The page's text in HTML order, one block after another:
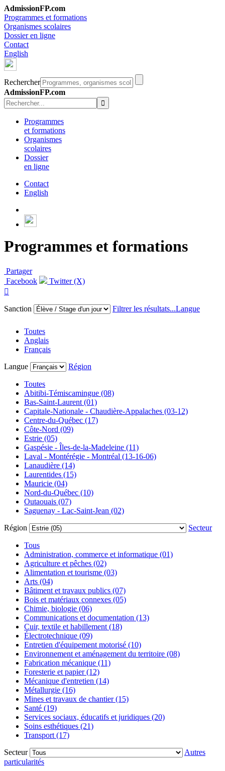
AdmissionFP.com
Programmes et formations
Organismes scolaires
Dossier en ligne
Contact
English
Rechercher
AdmissionFP.com
Programmes
et formations
Organismes
scolaires
Dossier
en ligne
Contact
English
Programmes et formations
Partager
Facebook
Twitter (X)

Sanction
Filtrer les résultats...Langue
Toutes
Anglais
Français
Langue
Région
Toutes
Abitibi-Témiscamingue (08)
Bas-Saint-Laurent (01)
Capitale-Nationale - Chaudière-Appalaches (03-12)
Centre-du-Québec (17)
Côte-Nord (09)
Estrie (05)
Gaspésie - Îles-de-la-Madeleine (11)
Laval - Montérégie - Montréal (13-16-06)
Lanaudière (14)
Laurentides (15)
Mauricie (04)
Nord-du-Québec (10)
Outaouais (07)
Saguenay - Lac-Saint-Jean (02)
Région
Secteur
Tous
Administration, commerce et informatique (01)
Agriculture et pêches (02)
Alimentation et tourisme (03)
Arts (04)
Bâtiment et travaux publics (07)
Bois et matériaux connexes (05)
Chimie, biologie (06)
Communications et documentation (13)
Cuir, textile et habillement (18)
Électrotechnique (09)
Entretien d'équipement motorisé (10)
Environnement et aménagement du territoire (08)
Fabrication mécanique (11)
Foresterie et papier (12)
Mécanique d'entretien (14)
Métallurgie (16)
Mines et travaux de chantier (15)
Santé (19)
Services sociaux, éducatifs et juridiques (20)
Soins esthétiques (21)
Transport (17)
Secteur
Autres
particularités